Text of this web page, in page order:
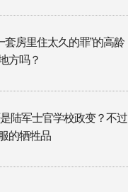
套房里住太久的罪”的高龄
方吗？
陆军士官学校政变？不过
的牺牲品